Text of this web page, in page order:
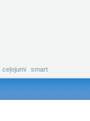
ceļojumi smart